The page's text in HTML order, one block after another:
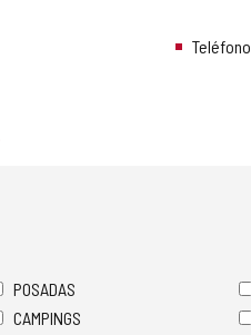
Teléfono
POSADAS
CAMPINGS